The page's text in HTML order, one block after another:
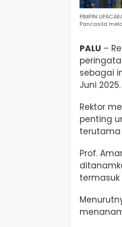
PIMPIN
Pancasila
PALU –
sebagai
Juni 2025.
Rektor
penting
terutama
Prof.